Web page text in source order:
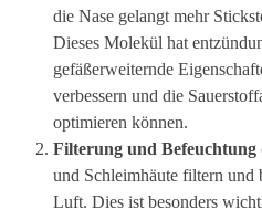
die Nase gelangt mehr
Dieses Molekül hat
gefäßerweiternde
verbessern und die
optimieren können.
Filterung und
und Schleimhäute filtern und
Luft. Dies ist besonders